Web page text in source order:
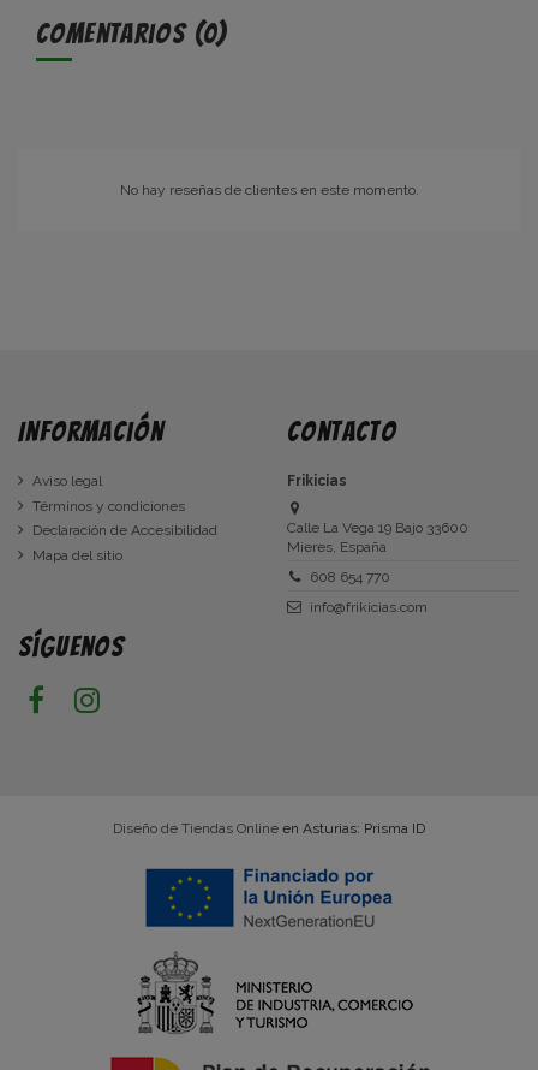
Comentarios (0)
No hay reseñas de clientes en este momento.
Información
Aviso legal
Términos y condiciones
Declaración de Accesibilidad
Mapa del sitio
Contacto
Frikicias
Calle La Vega 19 Bajo 33600
Mieres, España
608 654 770
info@frikicias.com
Síguenos
Diseño de Tiendas Online en Asturias: Prisma ID